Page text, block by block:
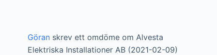
Göranskrev ett omdöme om Alvesta
Elektriska Installationer AB (2021-02-09)